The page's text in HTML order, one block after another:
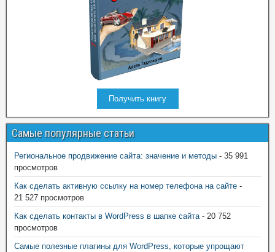
Получить книгу
Самые популярные статьи
Региональное продвижение сайта: значение и методы - 35 991
просмотров
Как сделать активную ссылку на номер телефона на сайте -
21 527 просмотров
Как сделать контакты в WordPress в шапке сайта- 20 752
просмотров
Самые полезные плагины для WordPress, которые упрощают